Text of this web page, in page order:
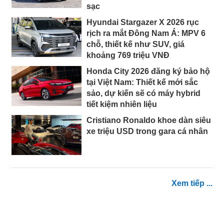
sạc
Hyundai Stargazer X 2026 rục
rịch ra mắt Đông Nam Á: MPV 6
chỗ, thiết kế như SUV, giá
khoảng 769 triệu VNĐ
Honda City 2026 đăng ký bảo hộ
tại Việt Nam: Thiết kế mới sắc
sảo, dự kiến sẽ có máy hybrid
tiết kiệm nhiên liệu
Cristiano Ronaldo khoe dàn siêu
xe triệu USD trong gara cá nhân
Xem tiếp ...